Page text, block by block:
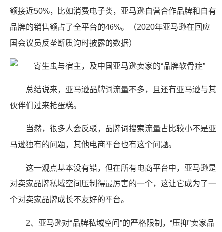
额接近50%，比如消费电子类，亚马逊自营合作品牌和自有
品牌的销售额占了全平台的46%。（2020年亚马逊在回应
国会议员反垄断质询时披露的数据）
总结说来，亚马逊品牌词流量不多，且还有亚马逊与其
伙伴们过来抢蛋糕。
当然，很多人会反驳，品牌词搜索流量占比较小不是亚
马逊独有的问题，其他电商平台也有这个问题。
这一观点基本没有错，但在所有电商平台中，亚马逊是
对卖家品牌私域空间压制得最厉害的一个，这让它成为了一
个对卖家品牌成长不友好的平台。
2、亚马逊对“品牌私域空间”的严格限制，“压抑”卖家品